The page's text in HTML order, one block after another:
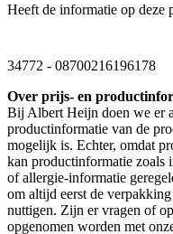
Heeft de informatie op deze
34772 - 08700216196178
Over prijs- en
Bij Albert Heijn doen we er
productinformatie van de
mogelijk is. Echter, omdat
kan productinformatie zoals
of allergie-informatie
om altijd eerst de
nuttigen. Zijn er vragen of
opgenomen worden met